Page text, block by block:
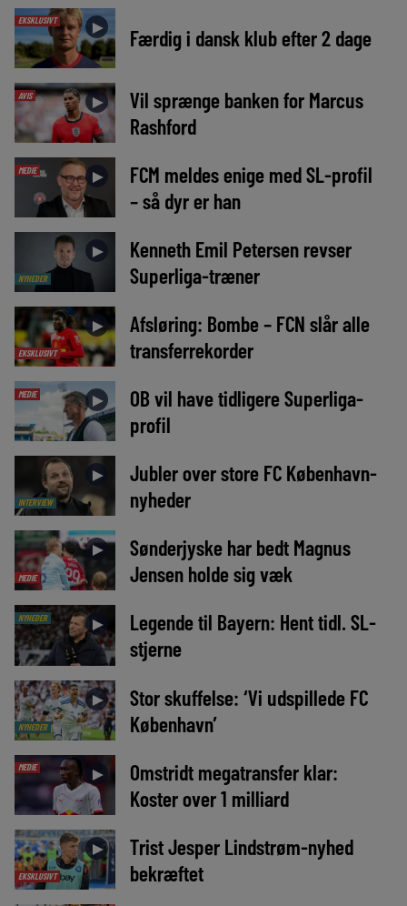
EKSKLUSIVT ► Færdig i dansk klub efter 2 dage
AVIS ►
Vil sprænge banken for Marcus
Rashford
MEDIE ►
FCM meldes enige med SL-profil
– så dyr er han
NYHEDER
►
Kenneth Emil Petersen revser
Superliga-træner
EKSKLUSIVT
►
Afsløring: Bombe – FCN slår alle
transferrekorder
MEDIE ►
OB vil have tidligere Superliga-
profil
INTERVIEW
►
Jubler over store FC København-
nyheder
MEDIE
►
Sønderjyske har bedt Magnus
Jensen holde sig væk
NYHEDER ►
Legende til Bayern: Hent tidl. SL-
stjerne
NYHEDER
►
Stor skuffelse: ‘Vi udspillede FC
København’
MEDIE ►
Omstridt megatransfer klar:
Koster over 1 milliard
EKSKLUSIVT
►
Trist Jesper Lindstrøm-nyhed
bekræftet